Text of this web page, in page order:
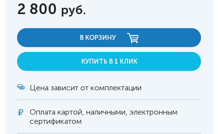
2 800 руб.
В КОРЗИНУ
КУПИТЬ В 1 КЛИК
Цена зависит от комплектации
Оплата картой, наличными, электронным
сертификатом